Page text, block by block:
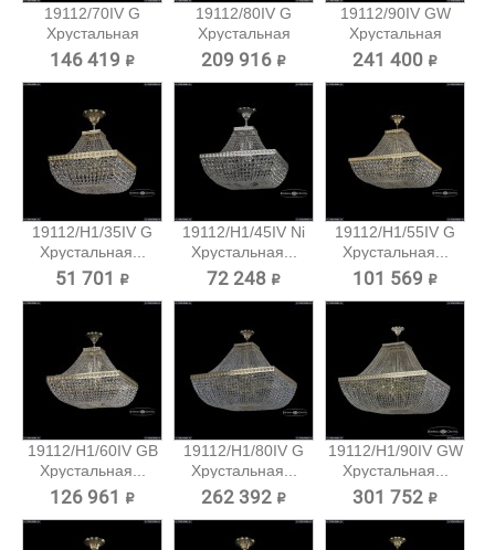
19112/70IV G
Хрустальная
потолочная...
146 419 ₽
19112/80IV G
Хрустальная
потолочная...
209 916 ₽
19112/90IV GW
Хрустальная
потолочная...
241 400 ₽
19112/H1/35IV G
Хрустальная...
51 701 ₽
19112/H1/45IV Ni
Хрустальная...
72 248 ₽
19112/H1/55IV G
Хрустальная...
101 569 ₽
19112/H1/60IV GB
Хрустальная...
126 961 ₽
19112/H1/80IV G
Хрустальная...
262 392 ₽
19112/H1/90IV GW
Хрустальная...
301 752 ₽